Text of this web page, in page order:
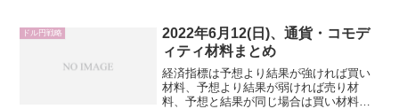
政学リスクオフ（中東、ウクライナ・ロ
シア）４．参考情...
ドル円戦略
2022年6月12(日)、通貨・コモデ
ィティ材料まとめ
経済指標は予想より結果が強ければ買い
材料、予想より結果が弱ければ売り材
料、予想と結果が同じ場合は買い材料に